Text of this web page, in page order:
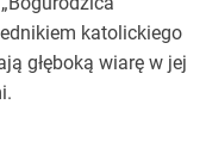
katolickiego
głęboką wiarę w jej